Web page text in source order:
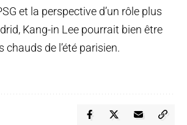
et la perspective d’un rôle plus
Kang-in Lee pourrait bien être
chauds de l’été parisien.